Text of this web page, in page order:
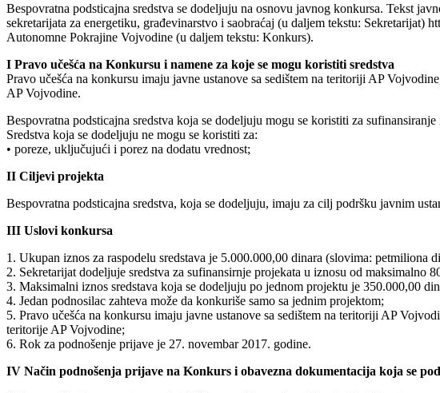
Bespovratna podsticajna sredstva se dodeljuju na osnovu javnog konkursa. Tekst
sekretarijata za energetiku, građevinarstvo i saobraćaj (u daljem tekstu:
Autonomne Pokrajine Vojvodine (u daljem tekstu: Konkurs).
I Pravo učešća na Konkursu i namene za koje se mogu koristiti sredstva
Pravo učešća na konkursu imaju javne ustanove sa sedištem na teritoriji AP
AP Vojvodine.
Bespovratna podsticajna sredstva koja se dodeljuju mogu se koristiti za
Sredstva koja se dodeljuju ne mogu se koristiti za:
• poreze, uključujući i porez na dodatu vrednost;
II Ciljevi projekta
Bespovratna podsticajna sredstva, koja se dodeljuju, imaju za cilj podršku javnim
III Uslovi konkursa
1. Ukupan iznos za raspodelu sredstava je 5.000.000,00 dinara (slovima: petmiliona
2. Sekretarijat dodeljuje sredstva za sufinansirnje projekata u iznosu od maksimalno
3. Maksimalni iznos sredstava koja se dodeljuju po jednom projektu je 350.000,00
4. Jedan podnosilac zahteva može da konkuriše samo sa jednim projektom;
5. Pravo učešća na konkursu imaju javne ustanove sa sedištem na teritoriji AP
teritorije AP Vojvodine;
6. Rok za podnošenje prijave je 27. novembar 2017. godine.
IV Način podnošenja prijave na Konkurs i obavezna dokumentacija koja se